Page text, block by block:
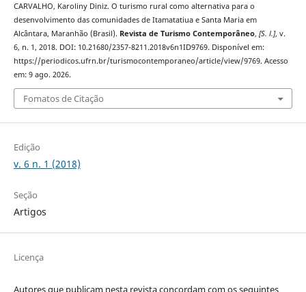
CARVALHO, Karoliny Diniz. O turismo rural como alternativa para o
desenvolvimento das comunidades de Itamatatiua e Santa Maria em
Alcântara, Maranhão (Brasil). Revista de Turismo Contemporâneo, [S. l.], v.
6, n. 1, 2018. DOI: 10.21680/2357-8211.2018v6n1ID9769. Disponível em:
https://periodicos.ufrn.br/turismocontemporaneo/article/view/9769. Acesso
em: 9 ago. 2026.
Fomatos de Citação
Edição
v. 6 n. 1 (2018)
Seção
Artigos
Licença
Autores que publicam nesta revista concordam com os seguintes